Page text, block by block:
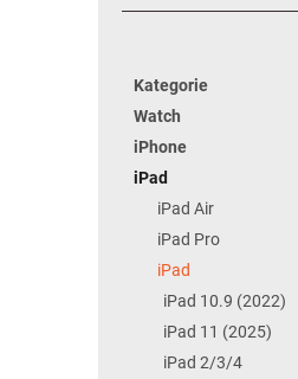
Kategorie
Watch
iPhone
iPad
iPad Air
iPad Pro
iPad
iPad 10.9 (2022)
iPad 11 (2025)
iPad 2/3/4